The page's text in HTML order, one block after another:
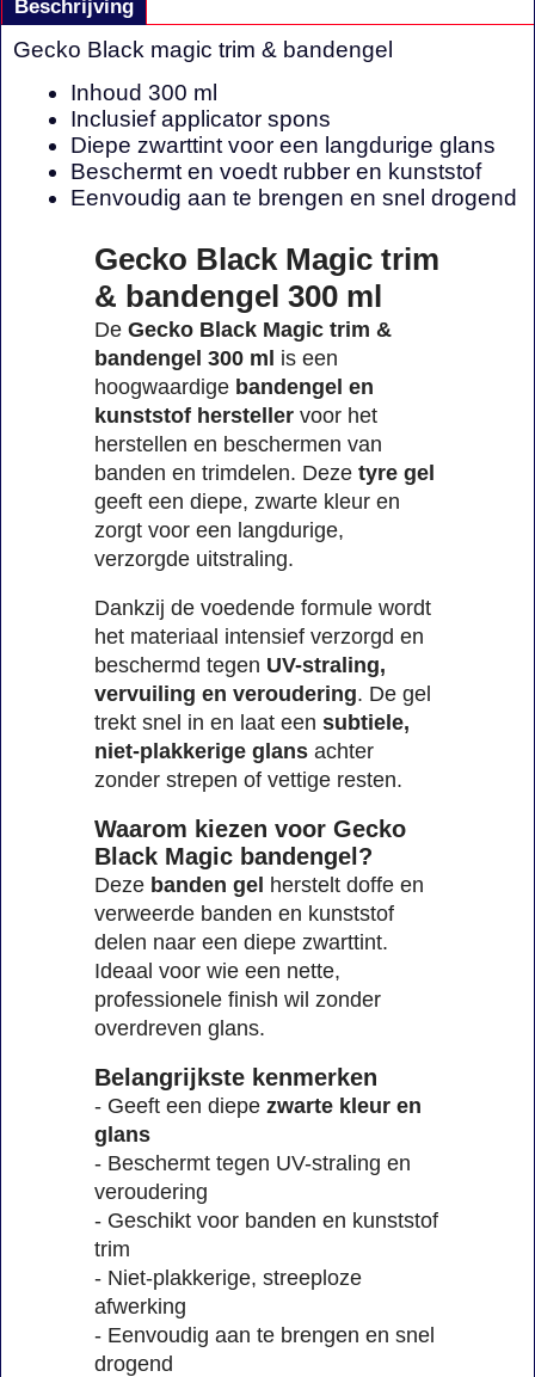
Beschrijving
Gecko Black magic trim & bandengel
Inhoud 300 ml
Inclusief applicator spons
Diepe zwarttint voor een langdurige glans
Beschermt en voedt rubber en kunststof
Eenvoudig aan te brengen en snel drogend
Gecko Black Magic trim
& bandengel 300 ml
De Gecko Black Magic trim &
bandengel 300 ml is een
hoogwaardige bandengel en
kunststof hersteller voor het
herstellen en beschermen van
banden en trimdelen. Deze tyre gel
geeft een diepe, zwarte kleur en
zorgt voor een langdurige,
verzorgde uitstraling.
Dankzij de voedende formule wordt
het materiaal intensief verzorgd en
beschermd tegen UV-straling,
vervuiling en veroudering. De gel
trekt snel in en laat een subtiele,
niet-plakkerige glans achter
zonder strepen of vettige resten.
Waarom kiezen voor Gecko
Black Magic bandengel?
Deze banden gel herstelt doffe en
verweerde banden en kunststof
delen naar een diepe zwarttint.
Ideaal voor wie een nette,
professionele finish wil zonder
overdreven glans.
Belangrijkste kenmerken
- Geeft een diepe zwarte kleur en
glans
- Beschermt tegen UV-straling en
veroudering
- Geschikt voor banden en kunststof
trim
- Niet-plakkerige, streeploze
afwerking
- Eenvoudig aan te brengen en snel
drogend